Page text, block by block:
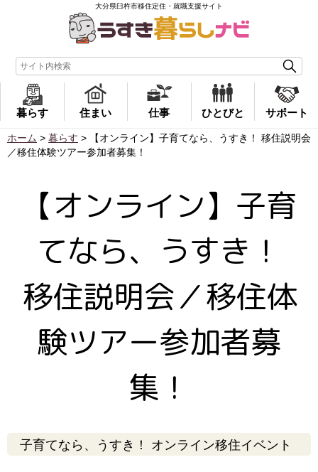
大分県臼杵市移住定住・就職支援サイト
暮らす 住まい 仕事 ひとびと サポート
ホーム > 暮らす >
【オンライン】子育てなら、うすき！ 移住説明会
／移住体験ツアー参加者募集！
【オンライン】子育
てなら、うすき！
移住説明会／移住体
験ツアー参加者募
集！
子育てなら、うすき！ オンライン移住イベント